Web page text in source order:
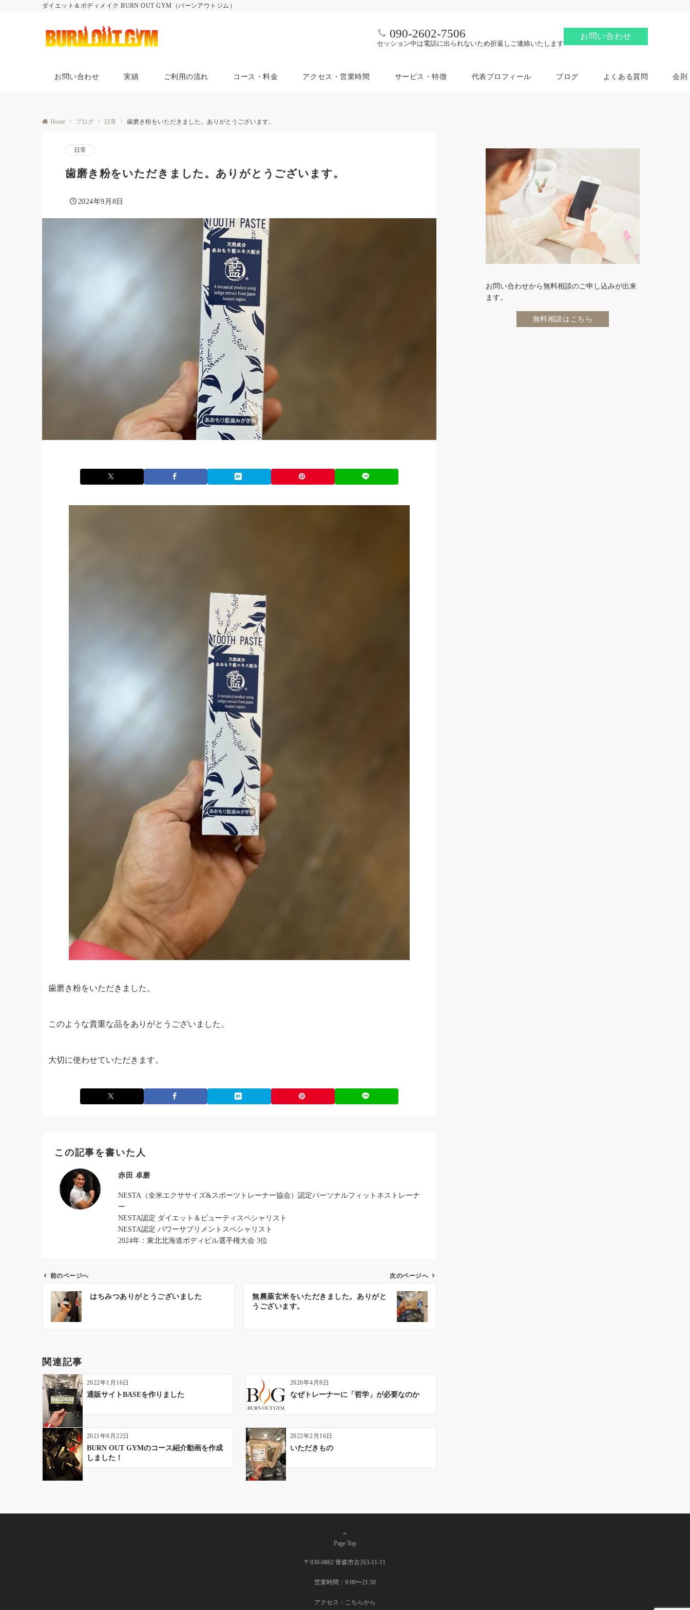
ダイエット＆ボディメイク BURN OUT GYM（バーンアウトジム）
090-2602-7506
セッション中は電話に出られないため折返しご連絡いたします
お問い合わせ
お問い合わせ 実績 ご利用の流れ コース・料金 アクセス・営業時間 サービス・特徴 代表プロフィール ブログ よくある質問 会則
Home ブログ 日常 歯磨き粉をいただきました。ありがとうございます。
日常
歯磨き粉をいただきました。ありがとうございます。
2024年9月8日
歯磨き粉をいただきました。
このような貴重な品をありがとうございました。
大切に使わせていただきます。
この記事を書いた人
赤田 卓磨
NESTA（全米エクササイズ&スポーツトレーナー協会）認定パーソナルフィットネストレーナ
ー
NESTA認定 ダイエット＆ビューティスペシャリスト
NESTA認定 パワーサプリメントスペシャリスト
2024年：東北北海道ボディビル選手権大会 3位
シ
ョ
ン
前のページへ
はちみつありがとうございました
次のページへ
無農薬玄米をいただきました。ありがと
うございます。
関連記事
2022年1月16日
通販サイトBASEを作りました
2026年4月8日
なぜトレーナーに「哲学」が必要なのか
2021年6月22日
BURN OUT GYMのコース紹介動画を作成
しました！
2022年2月16日
いただきもの
お問い合わせから無料相談のご申し込みが出来
ます。
無料相談はこちら
Page Top
〒030-0862 青森市古川3-11-11
営業時間：9:00〜21:50
アクセス： こちらから